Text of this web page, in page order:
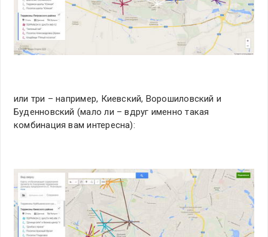
или три – например, Киевский, Ворошиловский и
Буденновский (мало ли – вдруг именно такая
комбинация вам интересна):